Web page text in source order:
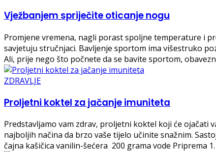
Vježbanjem spriječite oticanje nogu
Promjene vremena, nagli porast spoljne temperature i
savjetuju stručnjaci. Bavljenje sportom ima višestruko
Ali, prije nego što počnete da se bavite sportom,
ZDRAVLJE
Proljetni koktel za jačanje imuniteta
Predstavljamo vam zdrav, proljetni koktel koji će ojačati
najboljih načina da brzo vaše tijelo učinite snažnim.
čajna kašičica vanilin-šećera 200 grama vode Priprema